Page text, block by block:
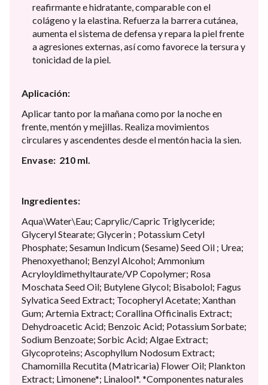
reafirmante e hidratante, comparable con el
colágeno y la elastina. Refuerza la barrera cutánea,
aumenta el sistema de defensa y repara la piel frente
a agresiones externas, así como favorece la tersura y
tonicidad de la piel.
Aplicación:
Aplicar tanto por la mañana como por la noche en
frente, mentón y mejillas. Realiza movimientos
circulares y ascendentes desde el mentón hacia la sien.
Envase: 210 ml.
Ingredientes:
Aqua\Water\Eau; Caprylic/Capric Triglyceride;
Glyceryl Stearate; Glycerin ; Potassium Cetyl
Phosphate; Sesamun Indicum (Sesame) Seed Oil ; Urea;
Phenoxyethanol; Benzyl Alcohol; Ammonium
Acryloyldimethyltaurate/VP Copolymer; Rosa
Moschata Seed Oil; Butylene Glycol; Bisabolol; Fagus
Sylvatica Seed Extract; Tocopheryl Acetate; Xanthan
Gum; Artemia Extract; Corallina Officinalis Extract;
Dehydroacetic Acid; Benzoic Acid; Potassium Sorbate;
Sodium Benzoate; Sorbic Acid; Algae Extract;
Glycoproteins; Ascophyllum Nodosum Extract;
Chamomilla Recutita (Matricaria) Flower Oil; Plankton
Extract; Limonene*; Linalool*. *Componentes naturales